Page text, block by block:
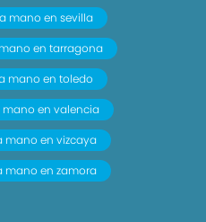
mano en sevilla
en tarragona
mano en toledo
en valencia
mano en vizcaya
mano en zamora